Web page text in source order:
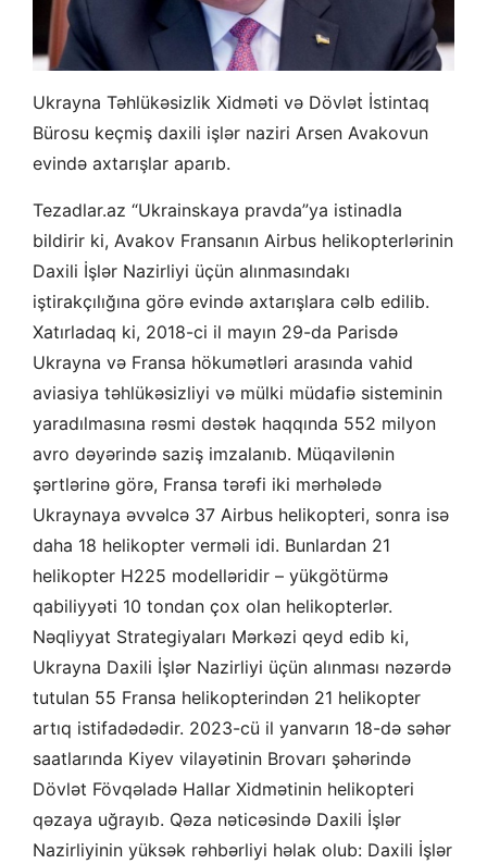
Ukrayna Təhlükəsizlik Xidməti və Dövlət İstintaq
Bürosu keçmiş daxili işlər naziri Arsen Avakovun
evində axtarışlar aparıb.
Tezadlar.az “Ukrainskaya pravda”ya istinadla
bildirir ki, Avakov Fransanın Airbus helikopterlərinin
Daxili İşlər Nazirliyi üçün alınmasındakı
iştirakçılığına görə evində axtarışlara cəlb edilib.
Xatırladaq ki, 2018-ci il mayın 29-da Parisdə
Ukrayna və Fransa hökumətləri arasında vahid
aviasiya təhlükəsizliyi və mülki müdafiə sisteminin
yaradılmasına rəsmi dəstək haqqında 552 milyon
avro dəyərində saziş imzalanıb. Müqavilənin
şərtlərinə görə, Fransa tərəfi iki mərhələdə
Ukraynaya əvvəlcə 37 Airbus helikopteri, sonra isə
daha 18 helikopter verməli idi. Bunlardan 21
helikopter H225 modelləridir – yükgötürmə
qabiliyyəti 10 tondan çox olan helikopterlər.
Nəqliyyat Strategiyaları Mərkəzi qeyd edib ki,
Ukrayna Daxili İşlər Nazirliyi üçün alınması nəzərdə
tutulan 55 Fransa helikopterindən 21 helikopter
artıq istifadədədir. 2023-cü il yanvarın 18-də səhər
saatlarında Kiyev vilayətinin Brovarı şəhərində
Dövlət Fövqəladə Hallar Xidmətinin helikopteri
qəzaya uğrayıb. Qəza nəticəsində Daxili İşlər
Nazirliyinin yüksək rəhbərliyi həlak olub: Daxili İşlər